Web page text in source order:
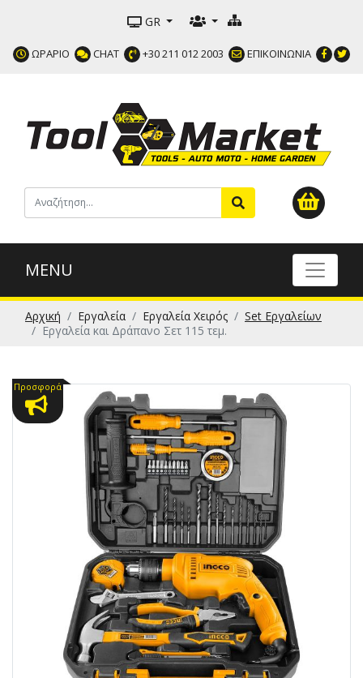
GR
ΩΡΑΡΙΟ CHAT +30 211 012 2003 ΕΠΙΚΟΙΝΩΝΙΑ
MENU
Αρχική Εργαλεία Εργαλεία Χειρός
Set Εργαλείων
Εργαλεία και Δράπανο Σετ 115 τεμ.
Προσφορά